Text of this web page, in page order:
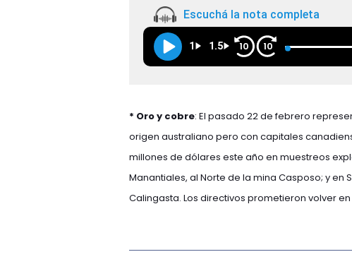
Escuchá la nota completa
1 1.5 10 10
* Oro y cobre: El pasado 22 de febrero
origen australiano pero con capitales
millones de dólares este año en muestreos
Manantiales, al Norte de la mina Casposo; y en
Calingasta. Los directivos prometieron volver